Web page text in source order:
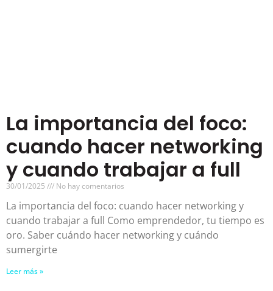
La importancia del foco:
cuando hacer networking
y cuando trabajar a full
30/01/2025 No hay comentarios
La importancia del foco: cuando hacer networking y
cuando trabajar a full Como emprendedor, tu tiempo es
oro. Saber cuándo hacer networking y cuándo
sumergirte
Leer más »